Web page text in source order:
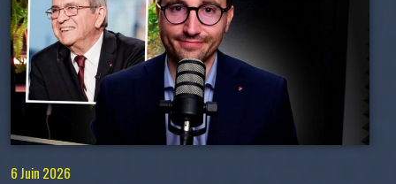
6 Juin 2026